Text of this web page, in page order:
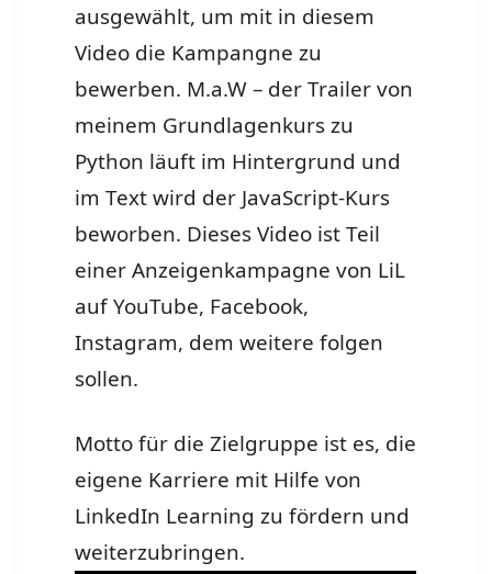
ausgewählt, um mit in diesem
Video die Kampangne zu
bewerben. M.a.W – der Trailer von
meinem Grundlagenkurs zu
Python läuft im Hintergrund und
im Text wird der JavaScript-Kurs
beworben. Dieses Video ist Teil
einer Anzeigenkampagne von LiL
auf YouTube, Facebook,
Instagram, dem weitere folgen
sollen.
Motto für die Zielgruppe ist es, die
eigene Karriere mit Hilfe von
LinkedIn Learning zu fördern und
weiterzubringen.